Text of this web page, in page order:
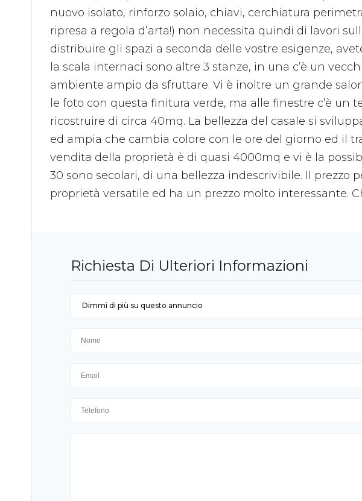
nuovo isolato, rinforzo solaio, chiavi, cerchiatura
ripresa a regola d’arta!) non necessita quindi di lavori
distribuire gli spazi a seconda delle vostre esigenze,
la scala internaci sono altre 3 stanze, in una c’è un
ambiente ampio da sfruttare. Vi è inoltre un grande
le foto con questa finitura verde, ma alle finestre c’è un
ricostruire di circa 40mq. La bellezza del casale si
ed ampia che cambia colore con le ore del giorno ed il
vendita della proprietà è di quasi 4000mq e vi è la
30 sono secolari, di una bellezza indescrivibile. Il
proprietà versatile ed ha un prezzo molto interessante.
Richiesta Di Ulteriori Informazioni
Dimmi di più su questo annuncio